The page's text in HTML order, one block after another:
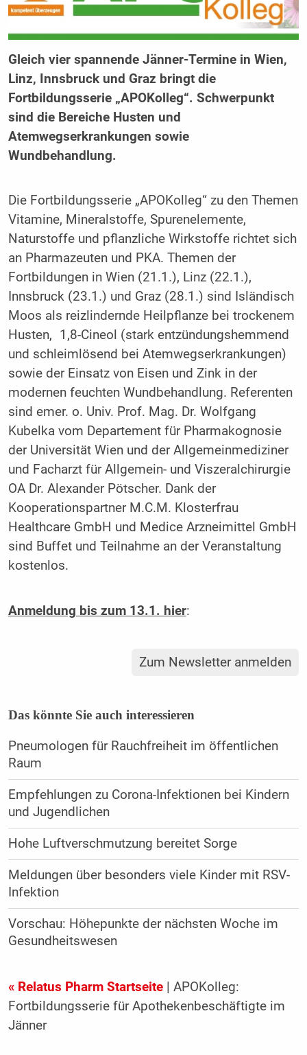
Gleich vier spannende Jänner-Termine in Wien,
Linz, Innsbruck und Graz bringt die
Fortbildungsserie „APOKolleg“. Schwerpunkt
sind die Bereiche Husten und
Atemwegserkrankungen sowie
Wundbehandlung.
Die Fortbildungsserie „APOKolleg“ zu den Themen
Vitamine, Mineralstoffe, Spurenelemente,
Naturstoffe und pflanzliche Wirkstoffe richtet sich
an Pharmazeuten und PKA. Themen der
Fortbildungen in Wien (21.1.), Linz (22.1.),
Innsbruck (23.1.) und Graz (28.1.) sind Isländisch
Moos als reizlindernde Heilpflanze bei trockenem
Husten, 1,8-Cineol (stark entzündungshemmend
und schleimlösend bei Atemwegserkrankungen)
sowie der Einsatz von Eisen und Zink in der
modernen feuchten Wundbehandlung. Referenten
sind emer. o. Univ. Prof. Mag. Dr. Wolfgang
Kubelka vom Departement für Pharmakognosie
der Universität Wien und der Allgemeinmediziner
und Facharzt für Allgemein- und Viszeralchirurgie
OA Dr. Alexander Pötscher. Dank der
Kooperationspartner M.C.M. Klosterfrau
Healthcare GmbH und Medice Arzneimittel GmbH
sind Buffet und Teilnahme an der Veranstaltung
kostenlos.
Anmeldung bis zum 13.1. hier:
Zum Newsletter anmelden
Das könnte Sie auch interessieren
Pneumologen für Rauchfreiheit im öffentlichen
Raum
Empfehlungen zu Corona-Infektionen bei Kindern
und Jugendlichen
Hohe Luftverschmutzung bereitet Sorge
Meldungen über besonders viele Kinder mit RSV-
Infektion
Vorschau: Höhepunkte der nächsten Woche im
Gesundheitswesen
« Relatus Pharm Startseite| APOKolleg:
Fortbildungsserie für Apothekenbeschäftigte im
Jänner